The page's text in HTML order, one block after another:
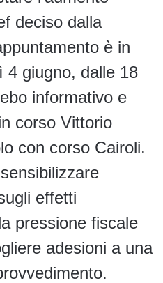
deciso dalla
è in
4 giugno, dalle 18
informativo e
corso Vittorio
con corso Cairoli.
effetti
pressione fiscale
adesioni a una